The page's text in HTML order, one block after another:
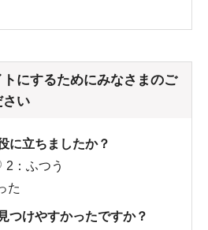
にするためにみなさまのご
さい
に立ちましたか？
2：ふつう
た
つけやすかったですか？